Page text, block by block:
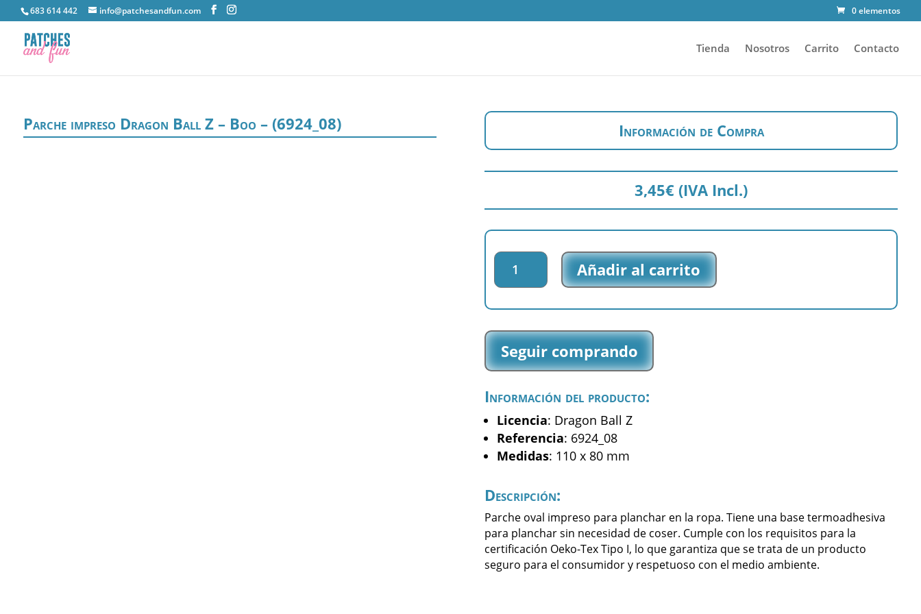
683 614 442 info@patchesandfun.com 0 elementos
Tienda Nosotros Carrito Contacto
Parche impreso Dragon Ball Z – Boo – (6924_08) Información de Compra
3,45€ (IVA Incl.)
Parche
impreso
Dragon
Ball
-
Boo
-
cantidad
Añadir al carrito
Seguir comprando
Información del producto:
Licencia: Dragon Ball Z
Referencia: 6924_08
Medidas: 110 x 80 mm
Descripción:
Parche oval impreso para planchar en la ropa. Tiene una base termoadhesiva
para planchar sin necesidad de coser. Cumple con los requisitos para la
certificación Oeko-Tex Tipo I, lo que garantiza que se trata de un producto
seguro para el consumidor y respetuoso con el medio ambiente.